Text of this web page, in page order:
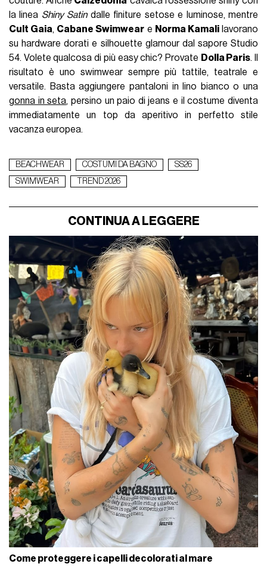
la linea Shiny Satindalle finiture setose e luminose, mentre
Cult Gaia, Cabane Swimwear e Norma Kamalilavorano
su hardware dorati e silhouette glamour dal sapore Studio
54. Volete qualcosa di più easy chic? Provate Dolla Paris. Il
risultato è uno swimwear sempre più tattile, teatrale e
versatile. Basta aggiungere pantaloni in lino bianco o una
gonna in seta, persino un paio di jeans e il costume diventa
immediatamente un top da aperitivo in perfetto stile
vacanza europea.
BEACHWEAR COSTUMI DA BAGNO
SS26
SWIMWEAR
TREND 2026
CONTINUA A LEGGERE
Come proteggere i capelli decolorati al mare